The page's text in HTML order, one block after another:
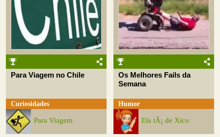
Para Viagem no Chile
Curiosidades
Para Viagem
Os Melhores Fails da
Semana
Humor
Ela tÃ¡ de Xico